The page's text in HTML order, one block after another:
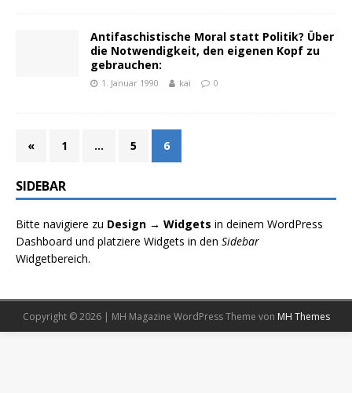
Antifaschistische Moral statt Politik? Über
die Notwendigkeit, den eigenen Kopf zu
gebrauchen:
1. Januar 1990 kai 0
« 1 … 5 6
SIDEBAR
Bitte navigiere zu Design → Widgets in deinem WordPress
Dashboard und platziere Widgets in den Sidebar
Widgetbereich.
Copyright © 2026 | MH Magazine WordPress Theme von MH Themes